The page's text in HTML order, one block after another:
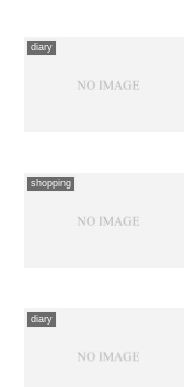
diary
shopping
diary